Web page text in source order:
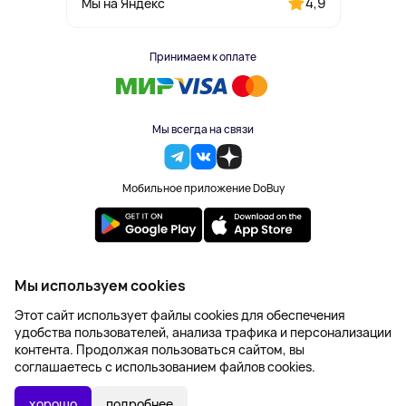
УТОЧНИТЬ НАЛИЧИЕ
Принимаем к оплате
Мы всегда на связи
Мобильное приложение DoBuy
2023-2026 © DoBuy. Все права защищены
Правила обработки персональных данных
Пользовательское соглашение
Оферта
Создание сайта – NetLab
Мы используем cookies
Этот сайт использует файлы cookies для обеспечения
удобства пользователей, анализа трафика и персонализации
контента. Продолжая пользоваться сайтом, вы
соглашаетесь с использованием файлов cookies.